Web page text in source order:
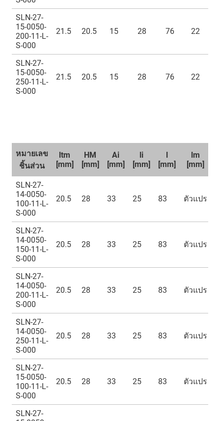
SLN-27-
15-0050-
200-11-L-
S-000
21.5 20.5 15 28 76 22
SLN-27-
15-0050-
250-11-L-
S-000
21.5 20.5 15 28 76 22
หมายเลข
ชิ้นส่วน
ltm
[mm]
HM
[mm]
Ai
[mm]
li
[mm]
l
[mm]
lm
[mm]
SLN-27-
14-0050-
100-11-L-
S-000
20.5 28 33 25 83 ตัวแปร
SLN-27-
14-0050-
150-11-L-
S-000
20.5 28 33 25 83 ตัวแปร
SLN-27-
14-0050-
200-11-L-
S-000
20.5 28 33 25 83 ตัวแปร
SLN-27-
14-0050-
250-11-L-
S-000
20.5 28 33 25 83 ตัวแปร
SLN-27-
15-0050-
100-11-L-
S-000
20.5 28 33 25 83 ตัวแปร
SLN-27-